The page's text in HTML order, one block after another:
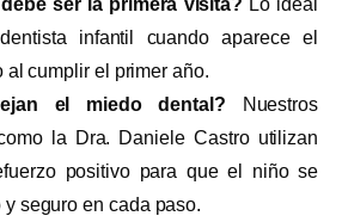
infantil cuando aparece el
al cumplir el primer año.
el miedo dental? Nuestros
la Dra. Daniele Castro utilizan
positivo para que el niño se
seguro en cada paso.